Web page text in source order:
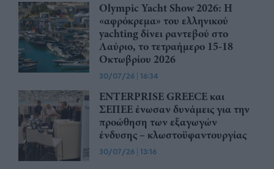
Olympic Yacht Show 2026: Η
«αφρόκρεμα» του ελληνικού
yachting δίνει ραντεβού στο
Λαύριο, το τετραήμερο 15-18
Οκτωβρίου 2026
30/07/26 | 16:34
ENTERPRISE GREECE και
ΣΕΠΕΕ ένωσαν δυνάμεις για την
προώθηση των εξαγωγών
ένδυσης – κλωστοϋφαντουργίας
30/07/26 | 13:16